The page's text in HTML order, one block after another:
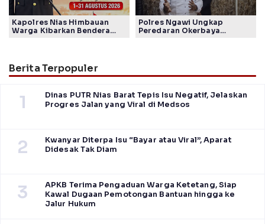
Kapolres Nias Himbauan
Warga Kibarkan Bendera
Polres Ngawi Ungkap
Peredaran Okerbaya
Berita Terpopuler
1
Dinas PUTR Nias Barat Tepis Isu Negatif, Jelaskan
Progres Jalan yang Viral di Medsos
2
Kwanyar Diterpa Isu “Bayar atau Viral”, Aparat
Didesak Tak Diam
3
APKB Terima Pengaduan Warga Ketetang, Siap
Kawal Dugaan Pemotongan Bantuan hingga ke
Jalur Hukum